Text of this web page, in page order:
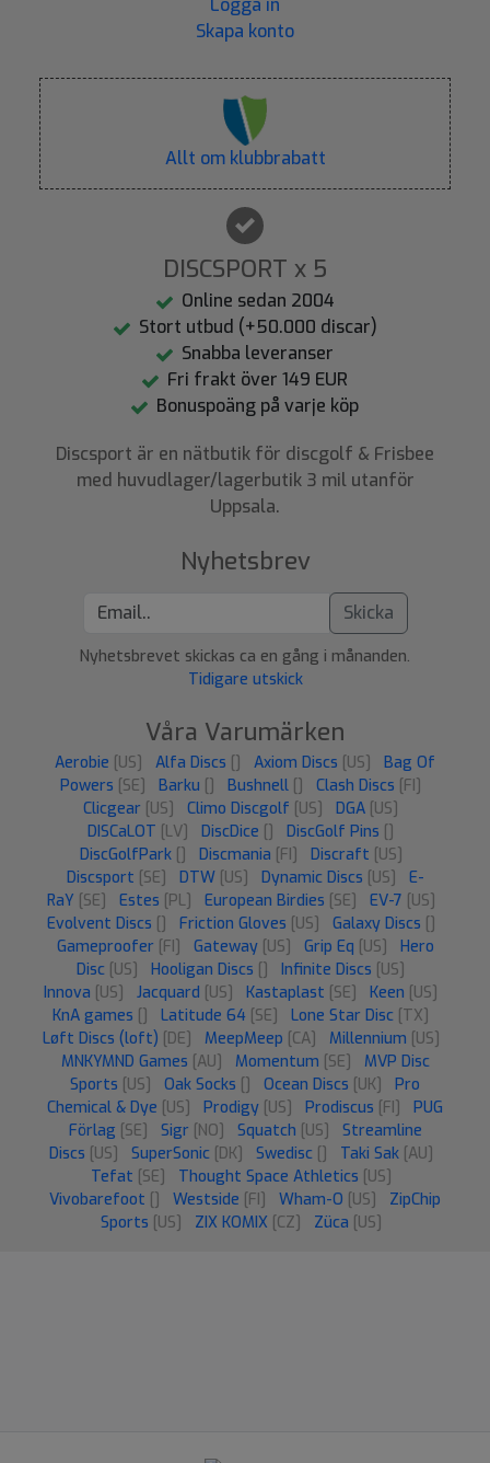
Skapa konto
Allt om klubbrabatt
DISCSPORT x 5
Online sedan 2004
Stort utbud (+50.000 discar)
Snabba leveranser
Fri frakt över 149 EUR
Bonuspoäng på varje köp
Discsport är en nätbutik för discgolf & Frisbee
med huvudlager/lagerbutik 3 mil utanför
Uppsala.
Nyhetsbrev
Skicka
Nyhetsbrevet skickas ca en gång i månanden.
Tidigare utskick
Våra Varumärken
Aerobie [US] Alfa Discs Axiom Discs [US]
Bag Of
Powers [SE] Barku Bushnell Clash Discs [FI]
Clicgear [US] Climo Discgolf [US] DGA [US]
DISCaLOT [LV] DiscDice DiscGolf Pins
DiscGolfPark
Discmania [FI] Discraft [US]
Discsport [SE] DTW [US] Dynamic Discs [US]
E-
RaY [SE] Estes [PL] European Birdies [SE] EV-7 [US]
Evolvent Discs
Friction Gloves [US] Galaxy Discs
Gameproofer [FI] Gateway [US] Grip Eq [US]
Hero
Disc [US] Hooligan Discs Infinite Discs [US]
Innova [US] Jacquard [US] Kastaplast [SE] Keen [US]
KnA games
Latitude 64 [SE] Lone Star Disc [TX]
Løft Discs (loft) [DE] MeepMeep [CA] Millennium [US]
MNKYMND Games [AU] Momentum [SE]
MVP Disc
Sports [US] Oak Socks Ocean Discs [UK]
Pro
Chemical & Dye [US] Prodigy [US] Prodiscus [FI]
PUG
Förlag [SE] Sigr [NO] Squatch [US]
Streamline
Discs [US] SuperSonic [DK] Swedisc Taki Sak [AU]
Tefat [SE] Thought Space Athletics [US]
Vivobarefoot
Westside [FI] Wham-O [US]
ZipChip
Sports [US] ZIX KOMIX [CZ] Züca [US]